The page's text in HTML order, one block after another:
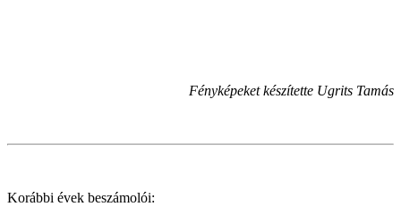
Fényképeket készítette Ugrits Tamás
Korábbi évek beszámolói: